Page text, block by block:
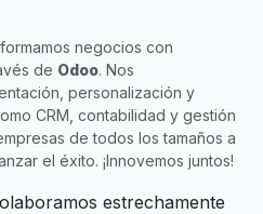
negocios con
de Odoo. Nos
personalización y
CRM, contabilidad y gestión
de todos los tamaños a
el éxito. ¡Innovemos juntos!
estrechamente